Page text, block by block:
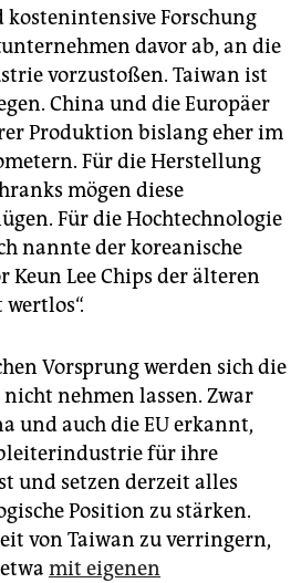
kostenintensive Forschung
davor ab, an die
vorzustoßen. Taiwan ist
China und die Europäer
Produktion bislang eher im
Für die Herstellung
mögen diese
Für die Hochtechnologie
nannte der koreanische
Keun Lee Chips der älteren
Vorsprung werden sich die
nehmen lassen. Zwar
und auch die EU erkannt,
für ihre
und setzen derzeit alles
Position zu stärken.
von Taiwan zu verringern,
mit eigenen